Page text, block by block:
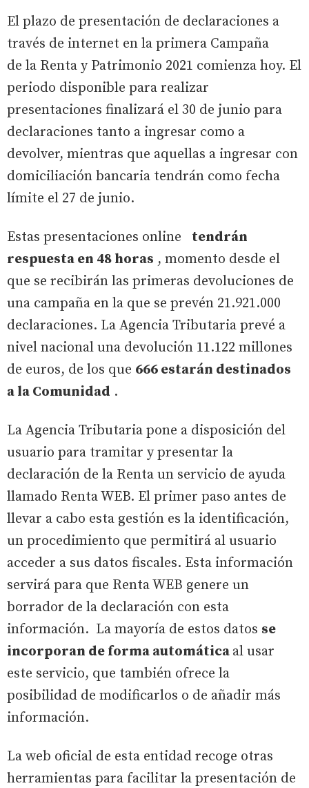
El plazo de presentación de declaraciones a
través de internet en la primera Campaña
de la Renta y Patrimonio 2021 comienza hoy. El
periodo disponible para realizar
presentaciones finalizará el 30 de junio para
declaraciones tanto a ingresar como a
devolver, mientras que aquellas a ingresar con
domiciliación bancaria tendrán como fecha
límite el 27 de junio.
Estas presentaciones online tendrán
respuesta en 48 horas , momento desde el
que se recibirán las primeras devoluciones de
una campaña en la que se prevén 21.921.000
declaraciones. La Agencia Tributaria prevé a
nivel nacional una devolución 11.122 millones
de euros, de los que 666 estarán destinados
a la Comunidad .
La Agencia Tributaria pone a disposición del
usuario para tramitar y presentar la
declaración de la Renta un servicio de ayuda
llamado Renta WEB. El primer paso antes de
llevar a cabo esta gestión es la identificación,
un procedimiento que permitirá al usuario
acceder a sus datos fiscales. Esta información
servirá para que Renta WEB genere un
borrador de la declaración con esta
información. La mayoría de estos datos se
incorporan de forma automáticaal usar
este servicio, que también ofrece la
posibilidad de modificarlos o de añadir más
información.
La web oficial de esta entidad recoge otras
herramientas para facilitar la presentación de